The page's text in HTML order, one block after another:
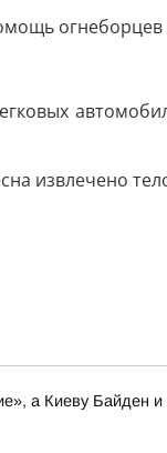
огнеборцев
извлечено
а Киеву Байден